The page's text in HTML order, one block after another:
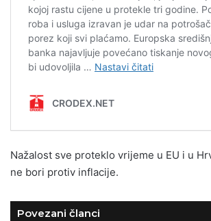
Nažalost sve proteklo vrijeme u EU i u
ne bori protiv inflacije.
Povezani članci